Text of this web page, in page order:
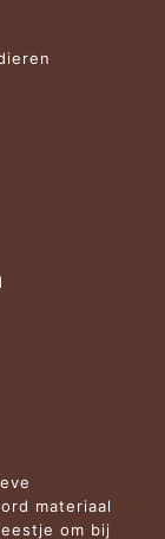
materiaal
om bij